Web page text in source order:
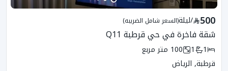
500
/ليلة(السعر شامل الضريبه)
شقة فاخرة في حي قرطبة Q11
1
1
100 متر مربع
قرطبة, الرياض